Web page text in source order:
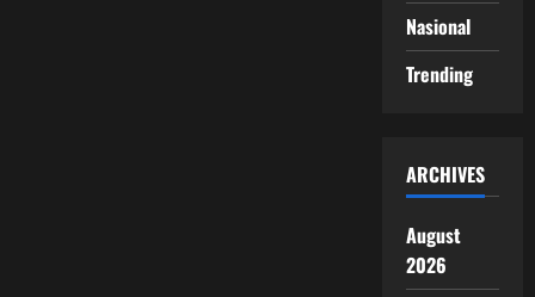
Nasional
Trending
ARCHIVES
August
2026